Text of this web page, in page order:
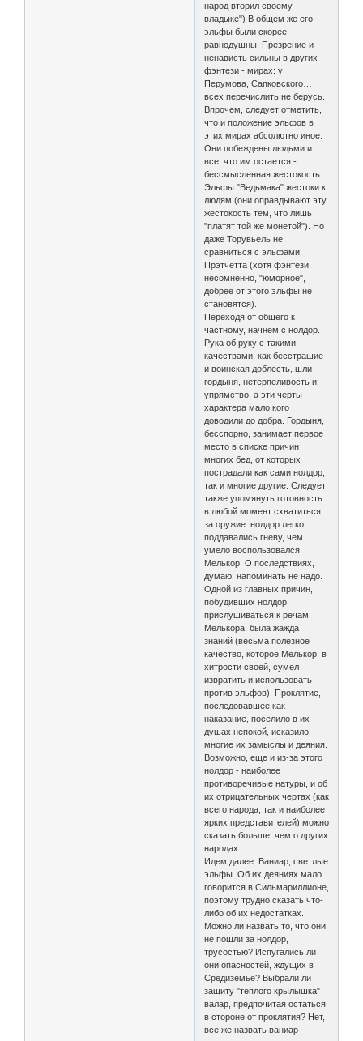
народ вторил своему
владыке") В общем же его
эльфы были скорее
равнодушны. Презрение и
ненависть сильны в других
фэнтези - мирах: у
Перумова, Сапковского…
всех перечислить не берусь.
Впрочем, следует отметить,
что и положение эльфов в
этих мирах абсолютно иное.
Они побеждены людьми и
все, что им остается -
бессмысленная жестокость.
Эльфы "Ведьмака" жестоки к
людям (они оправдывают эту
жестокость тем, что лишь
"платят той же монетой"). Но
даже Торувьель не
сравниться с эльфами
Прэтчетта (хотя фэнтези,
несомненно, "юморное",
добрее от этого эльфы не
становятся).
Переходя от общего к
частному, начнем с нолдор.
Рука об руку с такими
качествами, как бесстрашие
и воинская доблесть, шли
гордыня, нетерпеливость и
упрямство, а эти черты
характера мало кого
доводили до добра. Гордыня,
бесспорно, занимает первое
место в списке причин
многих бед, от которых
пострадали как сами нолдор,
так и многие другие. Следует
также упомянуть готовность
в любой момент схватиться
за оружие: нолдор легко
поддавались гневу, чем
умело воспользовался
Мелькор. О последствиях,
думаю, напоминать не надо.
Одной из главных причин,
побудивших нолдор
прислушиваться к речам
Мелькора, была жажда
знаний (весьма полезное
качество, которое Мелькор, в
хитрости своей, сумел
извратить и использовать
против эльфов). Проклятие,
последовавшее как
наказание, поселило в их
душах непокой, исказило
многие их замыслы и деяния.
Возможно, еще и из-за этого
нолдор - наиболее
противоречивые натуры, и об
их отрицательных чертах (как
всего народа, так и наиболее
ярких представителей) можно
сказать больше, чем о других
народах.
Идем далее. Ваниар, светлые
эльфы. Об их деяниях мало
говорится в Сильмариллионе,
поэтому трудно сказать что-
либо об их недостатках.
Можно ли назвать то, что они
не пошли за нолдор,
трусостью? Испугались ли
они опасностей, ждущих в
Средиземье? Выбрали ли
защиту "теплого крылышка"
валар, предпочитая остаться
в стороне от проклятия? Нет,
все же назвать ваниар